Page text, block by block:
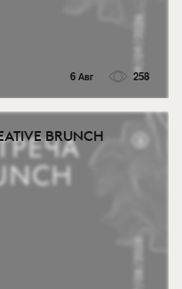
6 Авг 258
BRUNCH